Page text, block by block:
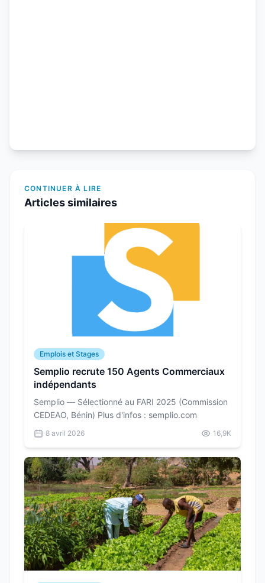
CONTINUER À LIRE
Articles similaires
Emplois et Stages
Semplio recrute 150 Agents Commerciaux
indépendants
Semplio — Sélectionné au FARI 2025 (Commission
CEDEAO, Bénin) Plus d'infos : semplio.com
8 avril 2026 16,9K